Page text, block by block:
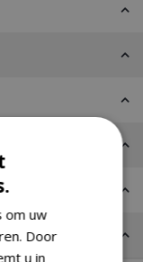
om uw
Door
u in